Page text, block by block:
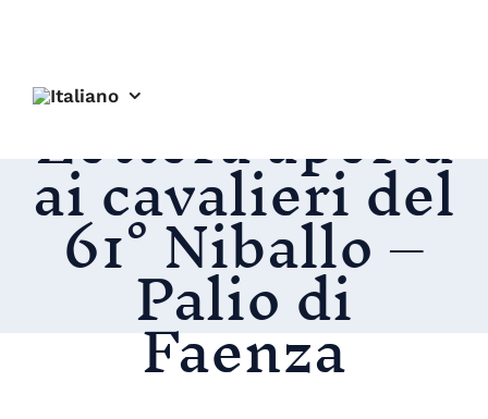
Lettera aperta
ai cavalieri del
61° Niballo –
Palio di
Faenza